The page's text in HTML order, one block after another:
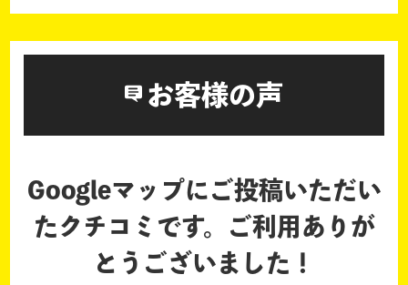
お客様の声
Googleマップにご投稿いただい
たクチコミです。
ご利用ありが
とうございました！